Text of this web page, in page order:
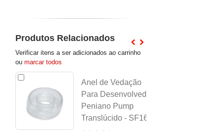
Produtos Relacionados
Verificar itens a ser adicionados ao carrinho
ou marcar todos
Anel de Vedação
Para Desenvolvedor
Peniano Pump
Translúcido - SF164